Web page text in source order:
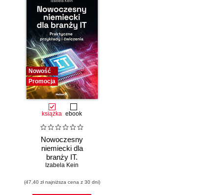
Nowość
Promocja
książka ebook
Nowoczesny
niemiecki dla
branży IT.
Praktyczne
ćwiczenia
Izabela Kein
(47,40 zł najniższa cena z 30 dni)